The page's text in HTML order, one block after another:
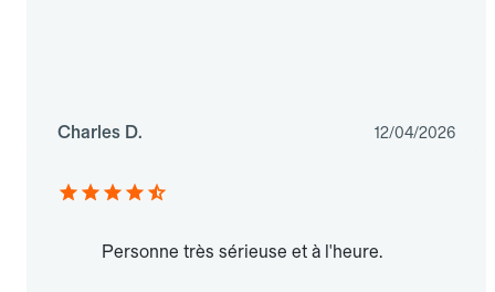
Charles D. 12/04/2026
Personne très sérieuse et à l'heure.